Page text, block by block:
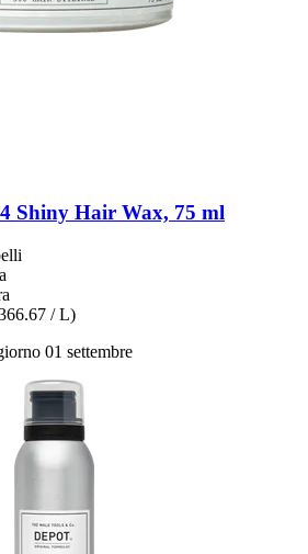
Shiny Hair Wax, 75 ml
/ L)
01 settembre